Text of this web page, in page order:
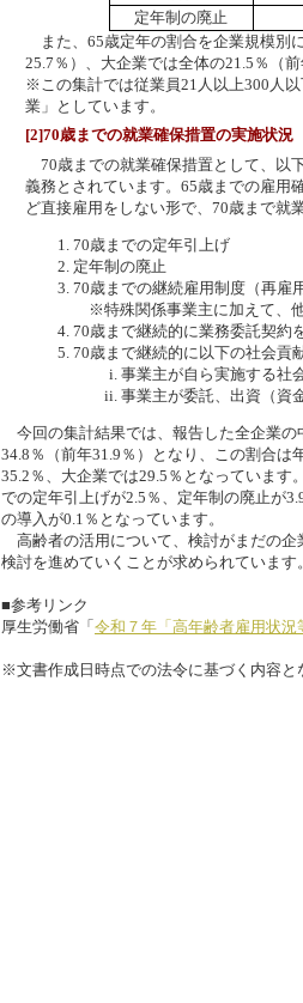
定年制の廃止
また、65歳定年の割合を企業規模別
25.7％）、大企業では全体の21.5％（
※この集計では従業員21人以上300人
業」としています。
[2]70歳までの就業確保措置の実施状況
70歳までの就業確保措置として、以
義務とされています。65歳までの雇用
ど直接雇用をしない形で、70歳まで就
70歳までの定年引上げ
定年制の廃止
70歳までの継続雇用制度（再雇
※特殊関係事業主に加えて、
70歳まで継続的に業務委託契約
70歳まで継続的に以下の社会貢
事業主が自ら実施する社
事業主が委託、出資（資
今回の集計結果では、報告した全企業の
34.8％（前年31.9％）となり、この割合
35.2％、大企業では29.5％となっています
での定年引上げが2.5％、定年制の廃止が
の導入が0.1％となっています。
高齢者の活用について、検討がまだの企
検討を進めていくことが求められています。
■参考リンク
厚生労働省「令和７年「高年齢者雇用状
※文書作成日時点での法令に基づく内容と